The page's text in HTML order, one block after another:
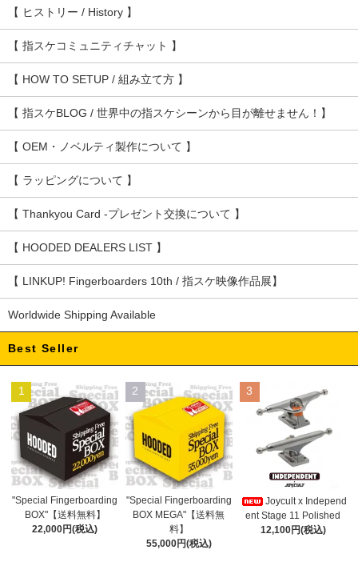
【 ヒストリー / History 】
【 指スケコミュニティチャット 】
【 HOW TO SETUP / 組み立て方 】
【 指スケBLOG / 世界中の指スケシーンから目が離せません！】
【 OEM・ノベルティ製作について 】
【 ラッピングについて 】
【 Thankyou Card -プレゼント交換について 】
【 HOODED DEALERS LIST 】
【 LINKUP! Fingerboarders 10th / 指スケ映像作品展】
Worldwide Shipping Available
Best Seller
1
"Special Fingerboarding
BOX"【送料無料】
22,000円(税込)
2
"Special Fingerboarding
BOX MEGA"【送料無
料】
55,000円(税込)
3
Joycult x Independ
ent Stage 11 Polished
12,100円(税込)